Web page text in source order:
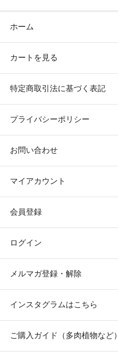
ホーム
カートを見る
特定商取引法に基づく表記
プライバシーポリシー
お問い合わせ
マイアカウント
会員登録
ログイン
メルマガ登録・解除
インスタグラムはこちら
ご購入ガイド（多肉植物など）